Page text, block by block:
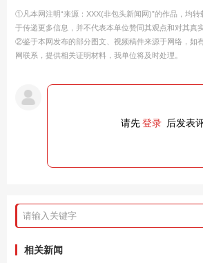
①凡本网注明“来源：XXX(非包头新闻网)”的作品，均
于传递更多信息，并不代表本单位赞同其观点和对其真
②鉴于本网发布的部分图文、视频稿件来源于网络，如
网联系，提供相关证明材料，我单位将及时处理。
请先登录 后发表
相关新闻